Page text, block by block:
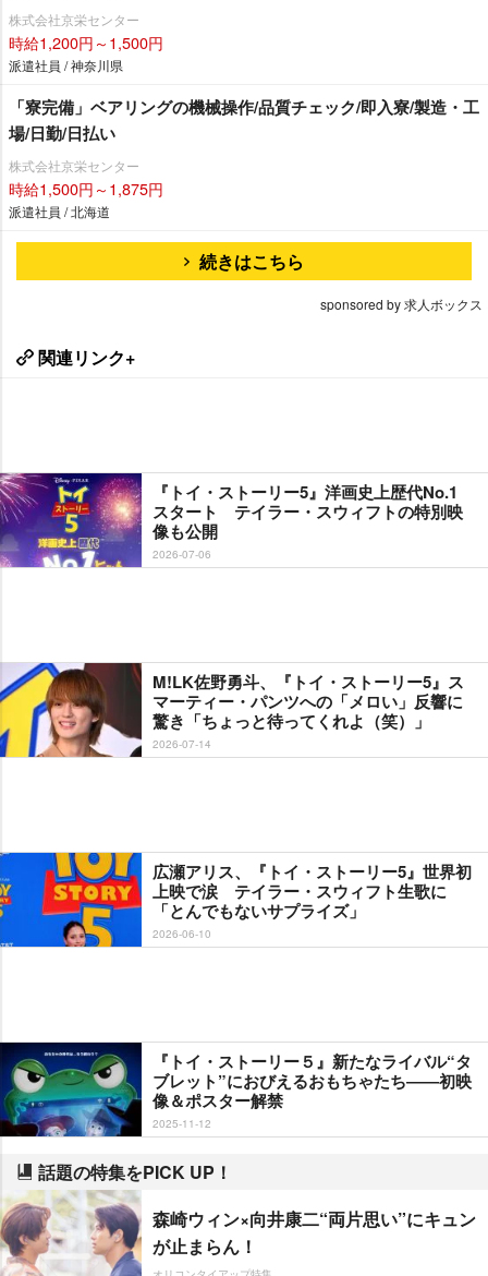
株式会社京栄センター
時給1,200円～1,500円
派遣社員 / 神奈川県
「寮完備」ベアリングの機械操作/品質チェック/即入寮/製造・工
場/日勤/日払い
株式会社京栄センター
時給1,500円～1,875円
派遣社員 / 北海道
続きはこちら
sponsored by 求人ボックス
関連リンク+
『トイ・ストーリー5』洋画史上歴代No.1
スタート テイラー・スウィフトの特別映
像も公開
2026-07-06
M!LK佐野勇斗、『トイ・ストーリー5』ス
マーティー・パンツへの「メロい」反響に
驚き「ちょっと待ってくれよ（笑）」
2026-07-14
広瀬アリス、『トイ・ストーリー5』世界初
上映で涙 テイラー・スウィフト生歌に
「とんでもないサプライズ」
2026-06-10
『トイ・ストーリー５』新たなライバル“タ
ブレット”におびえるおもちゃたち――初映
像＆ポスター解禁
2025-11-12
話題の特集をPICK UP！
森崎ウィン×向井康二“両片思い”にキュン
が止まらん！